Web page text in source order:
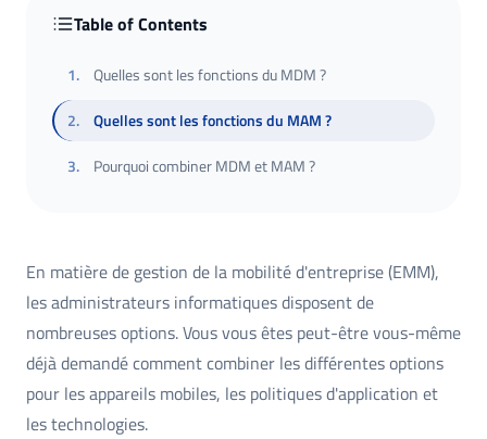
Table of Contents
1.
Quelles sont les fonctions du MDM ?
2.
Quelles sont les fonctions du MAM ?
3. Pourquoi combiner MDM et MAM ?
En matière de gestion de la mobilité d'entreprise (EMM),
les administrateurs informatiques disposent de
nombreuses options. Vous vous êtes peut-être vous-même
déjà demandé comment combiner les différentes options
pour les appareils mobiles, les politiques d'application et
les technologies.